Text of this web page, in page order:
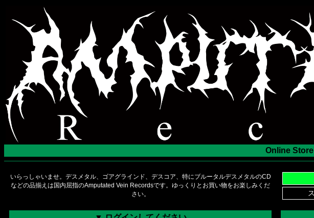
Online Store
いらっしゃいませ。デスメタル、ゴアグラインド、デスコア、特にブルータルデスメタルのCD
などの品揃えは国内屈指のAmputated Vein Recordsです。ゆっくりとお買い物をお楽しみくだ
さい。